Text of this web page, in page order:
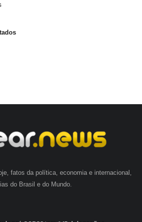
fatos da política, economia e internacional,
do Brasil e do Mundo.